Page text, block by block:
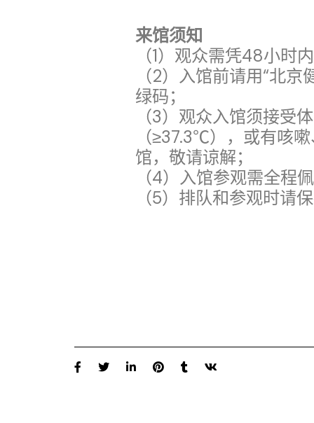
来馆须知
（1）观众需凭48小时
（2）入馆前请用“北
绿码；
（3）观众入馆须接受
（≥37.3℃），或有咳
馆，敬请谅解；
（4）入馆参观需全程
（5）排队和参观时请